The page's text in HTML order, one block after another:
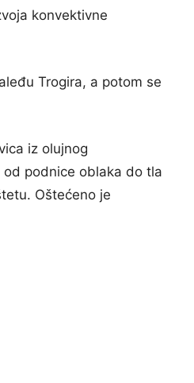
konvektivne
Trogira, a potom se
iz olujnog
podnice oblaka do tla
Oštećeno je